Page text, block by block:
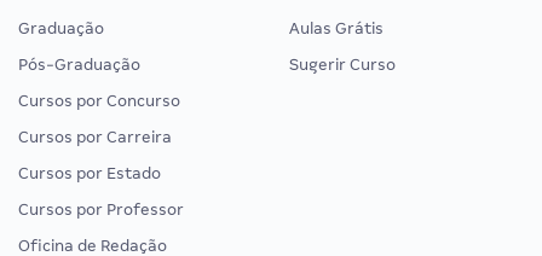
Graduação
Pós-Graduação
Cursos por Concurso
Cursos por Carreira
Cursos por Estado
Cursos por Professor
Oficina de Redação
Aulas Grátis
Sugerir Curso